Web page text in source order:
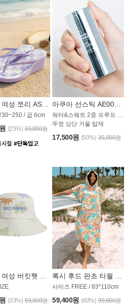
/ 굽 6cm
(25%) 39,000원
워터&스웨트 2중 프루프 / SPF 50+
뚜껑 상단 거울 탑재
17,500원 (50%) 35,000원
(33%) 59,000원
사이즈 FREE / 83*110cm
59,400원 (40%) 99,000원